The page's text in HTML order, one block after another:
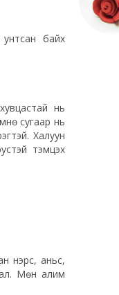
унтсан байх
нь
сугаар нь
Халуун
тэмцэх
нэрс, аньс,
Мөн алим